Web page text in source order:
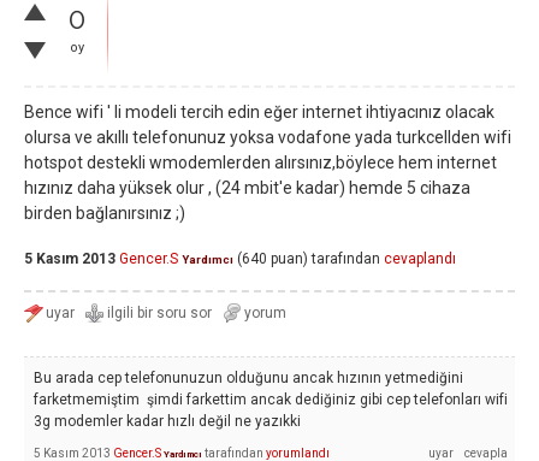
0
oy
Bence wifi ' li modeli tercih edin eğer internet ihtiyacınız olacak
olursa ve akıllı telefonunuz yoksa vodafone yada turkcellden wifi
hotspot destekli wmodemlerden alırsınız,böylece hem internet
hızınız daha yüksek olur , (24 mbit'e kadar) hemde 5 cihaza
birden bağlanırsınız ;)
5 Kasım 2013 Gencer.S Yardımcı (640 puan) tarafından cevaplandı
Bu arada cep telefonunuzun olduğunu ancak hızının yetmediğini
farketmemiştim şimdi farkettim ancak dediğiniz gibi cep telefonları wifi
3g modemler kadar hızlı değil ne yazıkki
5 Kasım 2013 Gencer.S Yardımcı tarafından yorumlandı